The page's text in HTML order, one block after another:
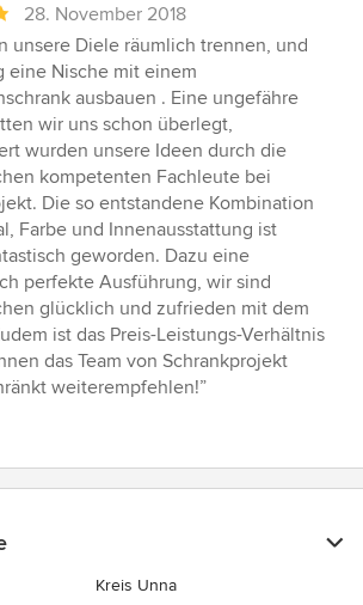
28. November 2018
unsere Diele räumlich trennen, und
eine Nische mit einem
ausbauen . Eine ungefähre
wir uns schon überlegt,
wurden unsere Ideen durch die
kompetenten Fachleute bei
Die so entstandene Kombination
Farbe und Innenausstattung ist
geworden. Dazu eine
perfekte Ausführung, wir sind
glücklich und zufrieden mit dem
ist das Preis-Leistungs-Verhältnis
das Team von Schrankprojekt
weiterempfehlen!”
Kreis Unna